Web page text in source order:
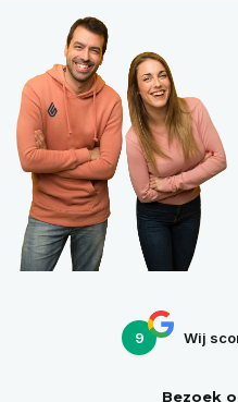
9 Wij
Bezoek